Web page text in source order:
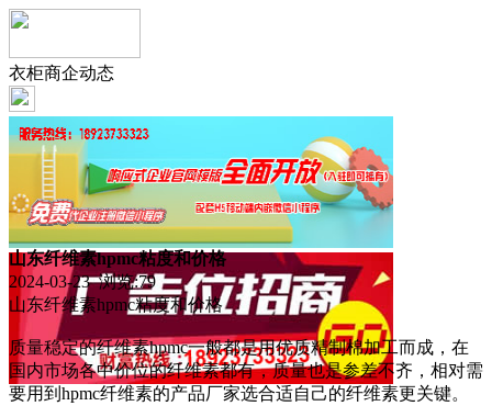
衣柜商企动态
山东纤维素hpmc粘度和价格
2024-03-23 浏览:79
山东纤维素hpmc粘度和价格
质量稳定的纤维素hpmc一般都是用优质精制棉加工而成，在
国内市场各中价位的纤维素都有，质量也是参差不齐，相对需
要用到hpmc纤维素的产品厂家选合适自己的纤维素更关键。